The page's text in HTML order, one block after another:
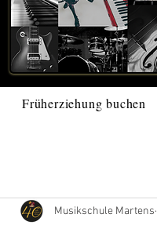
Früherziehung buchen
Musikschule Martens